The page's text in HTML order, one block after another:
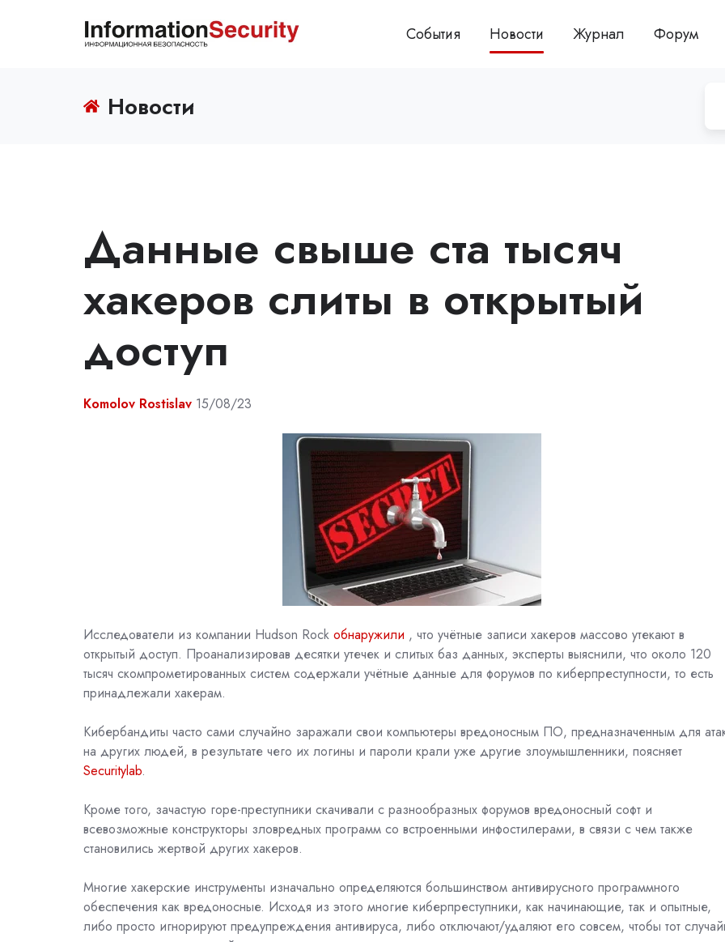
События Новости Журнал Форум
Новости
Данные свыше ста тысяч
хакеров слиты в открытый
доступ
Komolov Rostislav 15/08/23
Исследователи из компании Hudson Rock обнаружили , что учётные записи хакеров массово утекают в
открытый доступ. Проанализировав десятки утечек и слитых баз данных, эксперты выяснили, что около 120
тысяч скомпрометированных систем содержали учётные данные для форумов по киберпреступности, то есть
принадлежали хакерам.
Кибербандиты часто сами случайно заражали свои компьютеры вредоносным ПО, предназначенным для
на других людей, в результате чего их логины и пароли крали уже другие злоумышленники, поясняет
Securitylab.
Кроме того, зачастую горе-преступники скачивали с разнообразных форумов вредоносный софт и
всевозможные конструкторы зловредных программ со встроенными инфостилерами, в связи с чем также
становились жертвой других хакеров.
Многие хакерские инструменты изначально определяются большинством антивирусного программного
обеспечения как вредоносные. Исходя из этого многие киберпреступники, как начинающие, так и опытные,
либо просто игнорируют предупреждения антивируса, либо отключают/удаляют его совсем, чтобы тот